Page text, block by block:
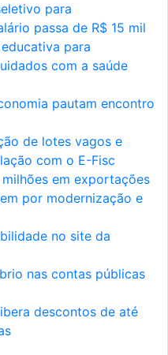
para
passa de R$ 15 mil
para
com a saúde
pautam encontro
de lotes vagos e
com o E-Fisc
em exportações
por modernização e
no site da
nas contas públicas
descontos de até